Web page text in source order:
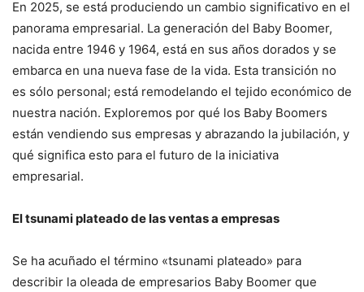
En 2025, se está produciendo un cambio significativo en el
panorama empresarial. La generación del Baby Boomer,
nacida entre 1946 y 1964, está en sus años dorados y se
embarca en una nueva fase de la vida. Esta transición no
es sólo personal; está remodelando el tejido económico de
nuestra nación. Exploremos por qué los Baby Boomers
están vendiendo sus empresas y abrazando la jubilación, y
qué significa esto para el futuro de la iniciativa
empresarial.
El tsunami plateado de las ventas a empresas
Se ha acuñado el término «tsunami plateado» para
describir la oleada de empresarios Baby Boomer que